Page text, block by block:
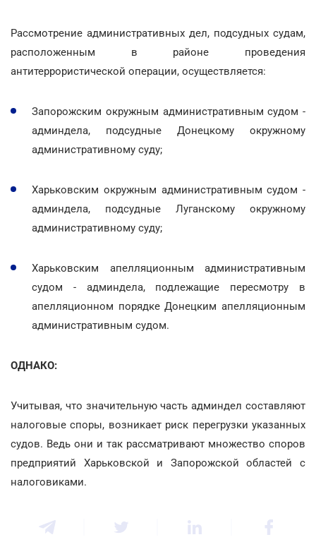
Рассмотрение административных дел, подсудных судам,
расположенным в районе проведения
антитеррористической операции, осуществляется:
Запорожским окружным административным судом -
админдела, подсудные Донецкому окружному
административному суду;
Харьковским окружным административным судом -
админдела, подсудные Луганскому окружному
административному суду;
Харьковским апелляционным административным
судом - админдела, подлежащие пересмотру в
апелляционном порядке Донецким апелляционным
административным судом.
ОДНАКО:
Учитывая, что значительную часть админдел составляют
налоговые споры, возникает риск перегрузки указанных
судов. Ведь они и так рассматривают множество споров
предприятий Харьковской и Запорожской областей с
налоговиками.